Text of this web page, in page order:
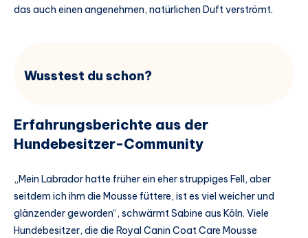
das auch einen angenehmen, natürlichen Duft verströmt.
Wusstest du schon?
Erfahrungsberichte aus der
Hundebesitzer-Community
„Mein Labrador hatte früher ein eher struppiges Fell, aber
seitdem ich ihm die Mousse füttere, ist es viel weicher und
glänzender geworden“, schwärmt Sabine aus Köln. Viele
Hundebesitzer, die die Royal Canin Coat Care Mousse